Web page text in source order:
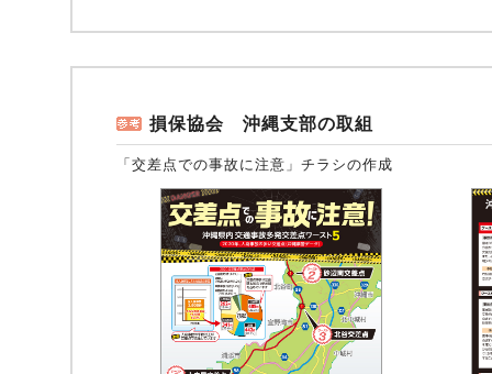
損保協会 沖縄支部の取組
「交差点での事故に注意」チラシの作成